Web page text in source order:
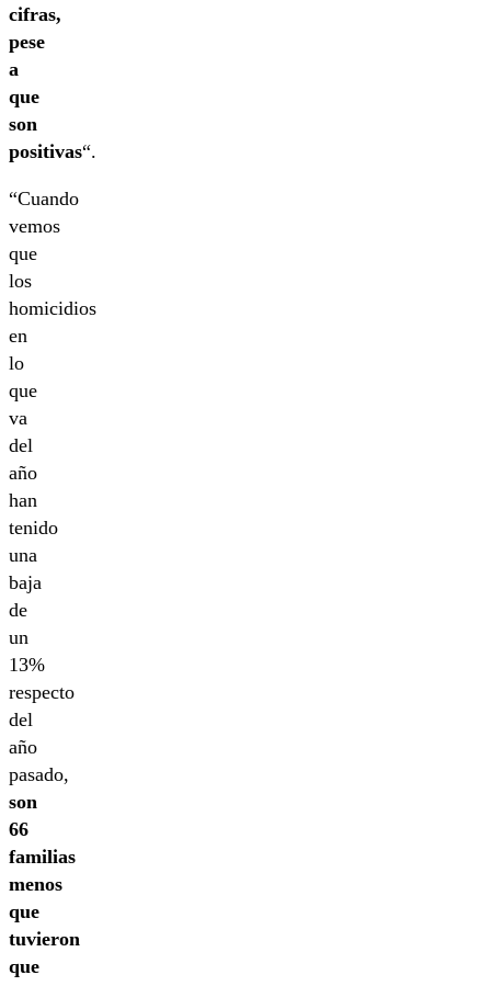
cifras,
pese
a
que
son
positivas“.
“Cuando
vemos
que
los
homicidios
en
lo
que
va
del
año
han
tenido
una
baja
de
un
13%
respecto
del
año
pasado,
son
66
familias
menos
que
tuvieron
que